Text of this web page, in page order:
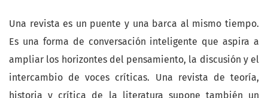
Una revista es un puente y una barca al mismo tiempo.
Es una forma de conversación inteligente que aspira a
ampliar los horizontes del pensamiento, la discusión y el
intercambio de voces críticas. Una revista de teoría,
historia y crítica de la literatura supone también un